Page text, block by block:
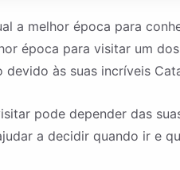
a melhor época para
época para visitar um
às suas incríveis
pode depender das
a decidir quando ir e